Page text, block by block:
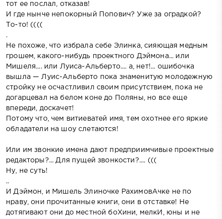
тот ее послал, отказав!
И где нынче непокорный Попович? Уже за оградкой?
То-то! ((((
.
Не похоже, что избрала себе Элинка, сияющая медным
грошем, какого-нибудь проектного Дэймона... или
Мишеля.... или Луиса-Альберто.... а, нет!... ошибочка
вышла — Луис-Альберто пока знаменитую молодежную
стройку не осчастливил своим присутствием, пока не
догарцевал на белом коне до Поляны, но все еще
впереди, доскачет!
Потому что, чем витиеватей имя, тем охотнее его яркие
обладатели на шоу слетаются!
Или им звонкие имена дают предприимчивые проектные
редакторы?... Для пущей звонкости?.... (((
Ну, не суть!
..
И Дэймон, и Мишель Элиночке РахимовАчке не по
нраву, они прочитанные книги, они в отставке! Не
дотягивают они до местной боХини, мелкИ, юны и не